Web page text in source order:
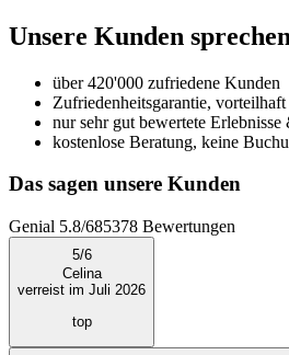
Unsere Kunden
über 420'000 zufriedene Kunden
Zufriedenheitsgarantie,
nur sehr gut bewertete
kostenlose Beratung, keine
Das sagen unsere Kunden
Genial 5.8/685378 Bewertungen
5/6
Celina
verreist im Juli 2026
top